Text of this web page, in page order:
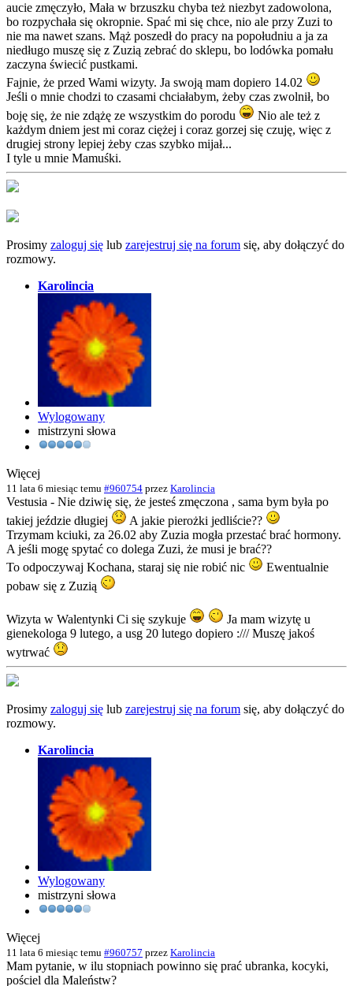
aucie zmęczyło, Mała w brzuszku chyba też niezbyt zadowolona,
bo rozpychała się okropnie. Spać mi się chce, nio ale przy Zuzi to
nie ma nawet szans. Mąż poszedł do pracy na popołudniu a ja za
niedługo muszę się z Zuzią zebrać do sklepu, bo lodówka pomału
zaczyna świecić pustkami.
Fajnie, że przed Wami wizyty. Ja swoją mam dopiero 14.02
Jeśli o mnie chodzi to czasami chciałabym, żeby czas zwolnił, bo
boję się, że nie zdążę ze wszystkim do porodu
Nio ale też z
każdym dniem jest mi coraz ciężej i coraz gorzej się czuję, więc z
drugiej strony lepiej żeby czas szybko mijał...
I tyle u mnie Mamuśki.
Prosimy zaloguj się lub zarejestruj się na forum się, aby dołączyć do
rozmowy.
Karolincia
Wylogowany
mistrzyni słowa
Więcej
11 lata 6 miesiąc temu #960754 przez Karolincia
Vestusia - Nie dziwię się, że jesteś zmęczona , sama bym była po
takiej jeździe długiej
A jakie pierożki jedliście??
Trzymam kciuki, za 26.02 aby Zuzia mogła przestać brać hormony.
A jeśli mogę spytać co dolega Zuzi, że musi je brać??
To odpoczywaj Kochana, staraj się nie robić nic
Ewentualnie
pobaw się z Zuzią
Wizyta w Walentynki Ci się szykuje
Ja mam wizytę u
gienekologa 9 lutego, a usg 20 lutego dopiero :/// Muszę jakoś
wytrwać
Prosimy zaloguj się lub zarejestruj się na forum się, aby dołączyć do
rozmowy.
Karolincia
Wylogowany
mistrzyni słowa
Więcej
11 lata 6 miesiąc temu #960757 przez Karolincia
Mam pytanie, w ilu stopniach powinno się prać ubranka, kocyki,
pościel dla Maleństw?